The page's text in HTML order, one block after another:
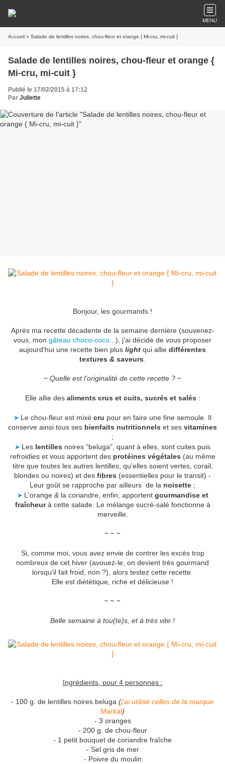
MENU
Accueil » Salade de lentilles noires, chou-fleur et orange { Mi-cru, mi-cuit }
Salade de lentilles noires, chou-fleur et orange {
Mi-cru, mi-cuit }
Publié le 17/02/2015 à 17:12
Par Juliette
Bonjour, les gourmands !
Après ma recette décadente de la semaine dernière (souvenez-
vous, mon gâteau choco-coco ...), j'ai décidé de vous proposer
aujourd'hui une recette bien plus light qui allie différentes
textures & saveurs
~ Quelle est l'originalité de cette recette ? ~
Elle allie des aliments crus et cuits, sucrés et salés :
➤ Le chou-fleur est mixé cru pour en faire une fine semoule. Il
conserve ainsi tous ses bienfaits nutritionnels et ses vitamines
;
➤ Les lentilles noires "beluga", quant à elles, sont cuites puis
refroidies et vous apportent des protéines végétales (au même
titre que toutes les autres lentilles, qu'elles soient vertes, corail,
blondes ou noires) et des fibres (essentielles pour le transit) -
Leur goût se rapproche par ailleurs de la noisette ;
➤ L'orange &la coriandre, enfin, apportent gourmandise et
fraîcheurà cette salade. Le mélange sucré-salé fonctionne à
merveille.
~ ~ ~
Si, comme moi, vous avez envie de contrer les excès trop
nombreux de cet hiver (avouez-le, on devient très gourmand
lorsqu'il fait froid, non ?), alors testez cette recette.
Elle est diététique, riche et délicieuse !
~ ~ ~
Belle semaine à tou(te)s, et à très vite !
Ingrédients, pour 4 personnes :
- 100 g. de lentilles noires beluga (j'ai utilisé celles de la marque
Markal)
- 3 oranges
- 200 g. de chou-fleur
- 1 petit bouquet de coriandre fraîche
- Sel gris de mer
- Poivre du moulin